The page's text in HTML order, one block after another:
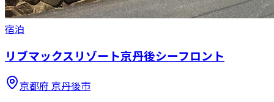
宿泊
リブマックスリゾート京丹後シーフロント
京都府 京丹後市